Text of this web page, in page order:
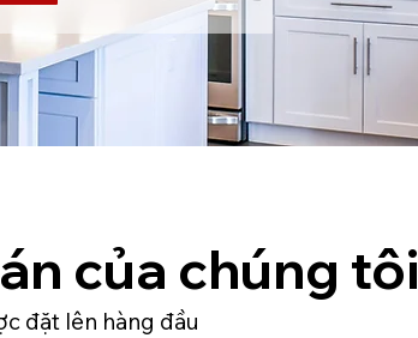
của chúng tôi
đặt lên hàng đầu